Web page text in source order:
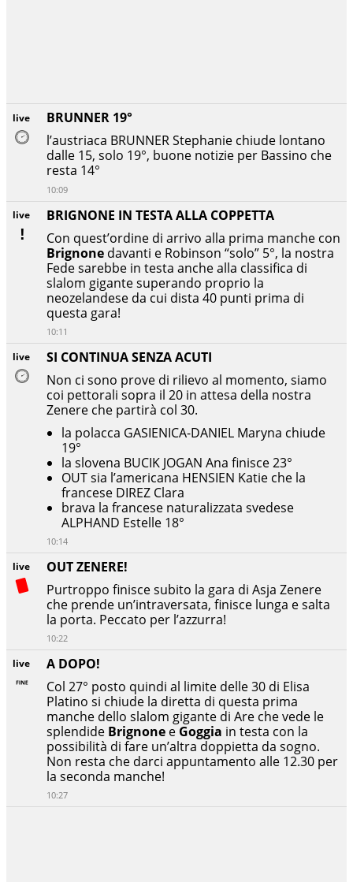
live
A DOPO!
Col 27° posto quindi al limite delle 30 di Elisa
Platino si chiude la diretta di questa prima
manche dello slalom gigante di Are che vede le
splendide Brignone e Goggia in testa con la
possibilità di fare un’altra doppietta da sogno.
Non resta che darci appuntamento alle 12.30 per
la seconda manche!
10:27
live
OUT ZENERE!
Purtroppo finisce subito la gara di Asja Zenere
che prende un’intraversata, finisce lunga e salta
la porta. Peccato per l’azzurra!
10:22
live
SI CONTINUA SENZA ACUTI
Non ci sono prove di rilievo al momento, siamo
coi pettorali sopra il 20 in attesa della nostra
Zenere che partirà col 30.
la polacca GASIENICA-DANIEL Maryna chiude
19°
la slovena BUCIK JOGAN Ana finisce 23°
OUT sia l’americana HENSIEN Katie che la
francese DIREZ Clara
brava la francese naturalizzata svedese
ALPHAND Estelle 18°
10:14
live
BRIGNONE IN TESTA ALLA COPPETTA
Con quest’ordine di arrivo alla prima manche con
Brignone davanti e Robinson “solo” 5°, la nostra
Fede sarebbe in testa anche alla classifica di
slalom gigante superando proprio la
neozelandese da cui dista 40 punti prima di
questa gara!
10:11
live
BRUNNER 19°
l’austriaca BRUNNER Stephanie chiude lontano
dalle 15, solo 19°, buone notizie per Bassino che
resta 14°
10:09